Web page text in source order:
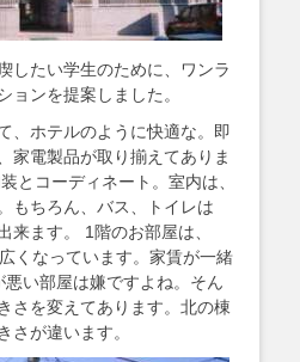
したい学生のために、ワンラ
ョンを提案しました。
、ホテルのように快適な。即
家電製品が取り揃えてありま
とコーディネート。室内は、
もちろん、バス、トイレは
来ます。 1階のお部屋は、
くなっています。家賃が一緒
い部屋は嫌ですよね。そん
さを変えてあります。北の棟
さが違います。